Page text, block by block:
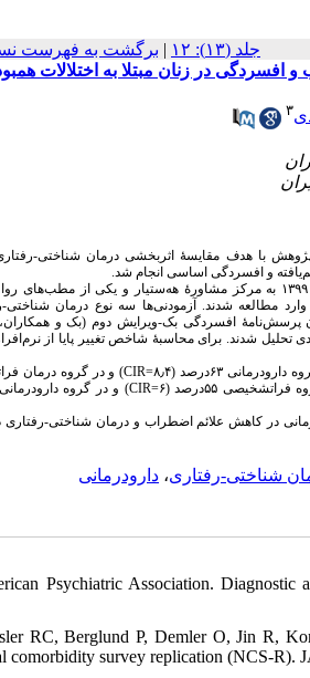
‫جلد (۱۳): ۱۲ | برگشت به فهرست
در زنان مبتلا به اختلالات
۳
با هدف مقایسهٔ اثربخشی درمان شناختی-
و افسردگی اساسی انجام شد.
مرکز مشاورهٔ هه‌ستیار و یکی از مطب‌های
مطالعه شدند. آزمودنی‌ها سه نوع درمان شناختی-
پرسش‌نامهٔ افسردگی بک-ویرایش دوم (بک و
پایا و درصد بهبودی تحلیل شدند. برای محاسبهٔ شاخص تغییر پایا از
۶۳درصد (۸٫۴= R
CI) و در گروه درمان
۵۵درصد (۶= R
CI
در کاهش علائم اضطراب و درمان شناختی-
شناختی-رفتاری، دارودرمانی
Psychiatric Association. Diagnostic
RC, Berglund P, Demler O, Jin R,
comorbidity survey replication (NCS-R).